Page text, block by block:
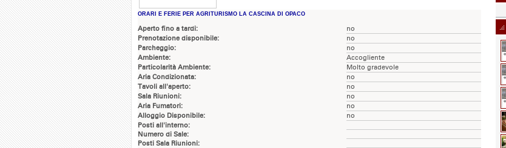
ORARI E FERIE PER AGRITURISMO LA CASCINA DI OPACO
Aperto fino a tardi:
no
Prenotazione disponibile:
no
Parcheggio:
no
Ambiente:
Accogliente
Particolarità Ambiente:
Molto gradevole
Aria Condizionata:
no
Tavoli all'aperto:
no
Sala Riunioni:
no
Aria Fumatori:
no
Alloggio Disponibile:
no
Posti all'interno:
Numero di Sale:
Posti Sala Riunioni: